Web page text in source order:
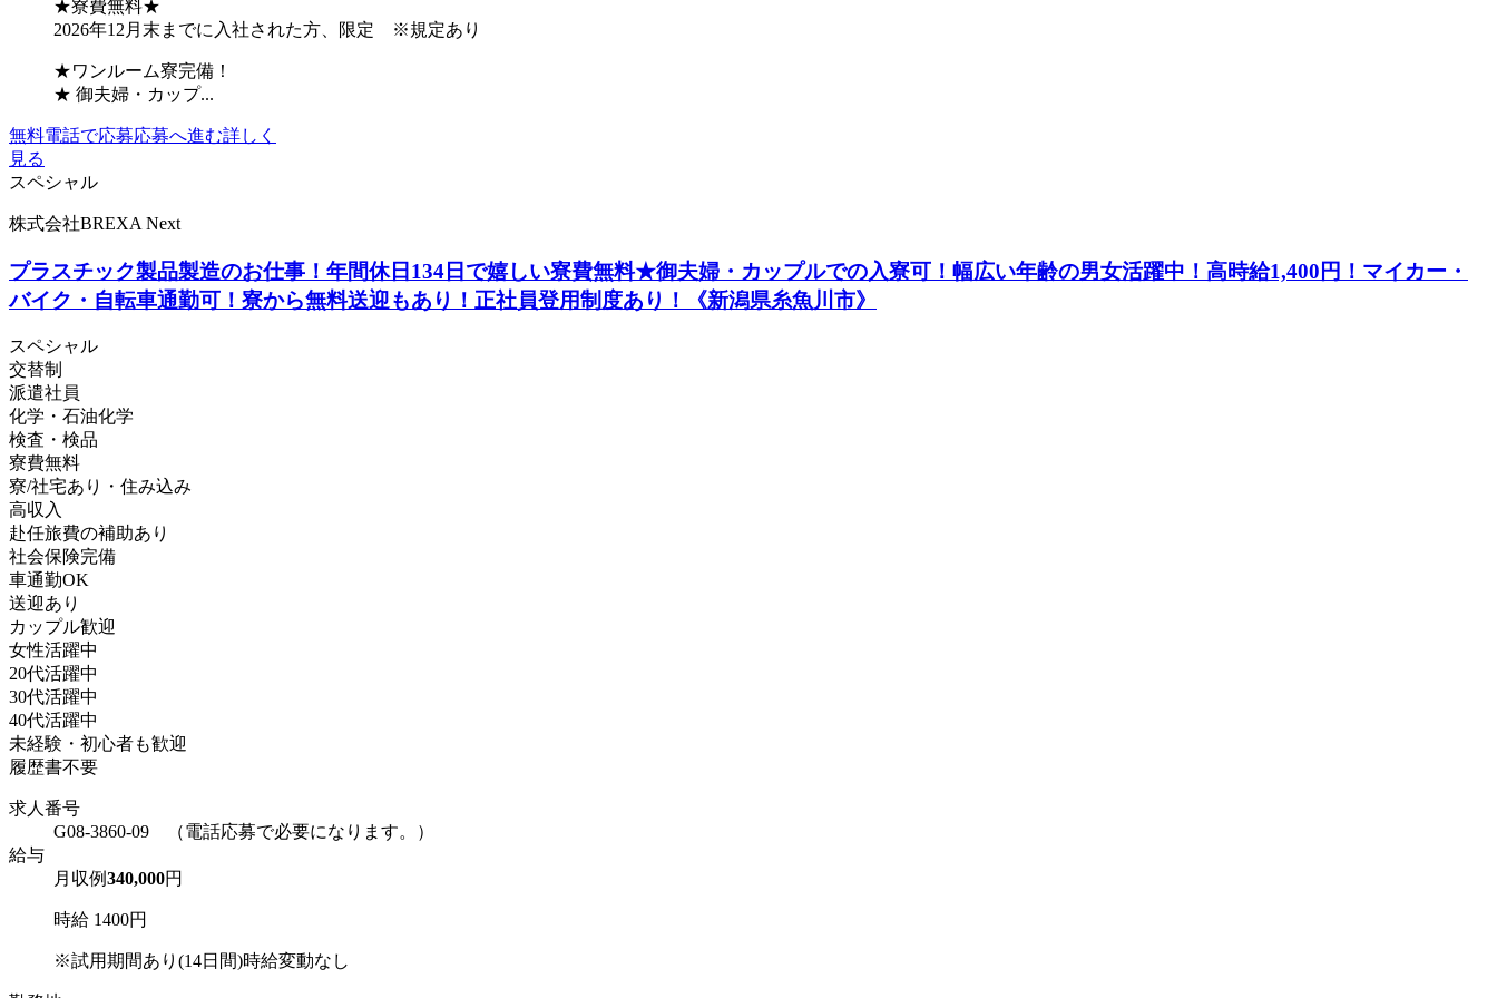
★寮費無料★
2026年12月末までに入社された方、限定 ※規定あり
★ワンルーム寮完備！
★ 御夫婦・カップ...
無料電話で応募応募へ進む詳しく
見る
スペシャル
株式会社BREXA Next
プラスチック製品製造のお仕事！年間休日134日で嬉しい寮費無料★御夫婦・カップルでの入寮可！幅広い年齢の男女活躍中！高時給1,400円！マイカー・
バイク・自転車通勤可！寮から無料送迎もあり！正社員登用制度あり！《新潟県糸魚川市》
スペシャル
交替制
派遣社員
化学・石油化学
検査・検品
寮費無料
寮/社宅あり・住み込み
高収入
赴任旅費の補助あり
社会保険完備
車通勤OK
送迎あり
カップル歓迎
女性活躍中
20代活躍中
30代活躍中
40代活躍中
未経験・初心者も歓迎
履歴書不要
求人番号
G08-3860-09 （電話応募で必要になります。）
給与
月収例340,000円
時給 1400円
※試用期間あり(14日間)時給変動なし